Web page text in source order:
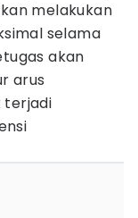
melakukan
selama
akan
arus
terjadi